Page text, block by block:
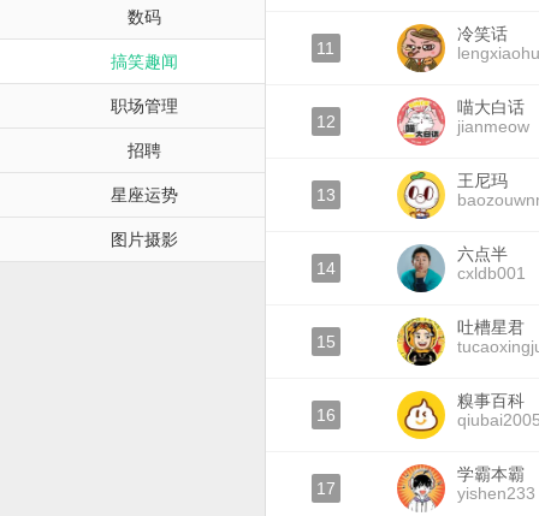
数码
搞笑趣闻
职场管理
招聘
星座运势
图片摄影
11
冷笑话
12
喵大白话
jianmeow
13
王尼玛
14
六点半
cxldb001
15
吐槽星君
16
糗事百科
17
学霸本霸
yishen233